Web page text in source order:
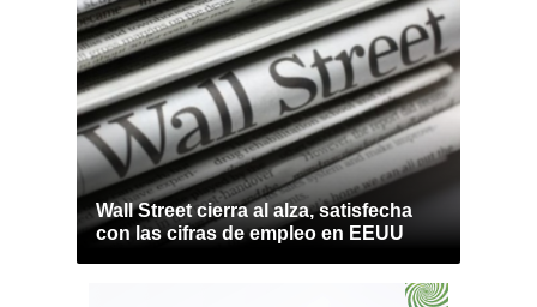
Wall Street cierra al alza, satisfecha
con las cifras de empleo en EEUU